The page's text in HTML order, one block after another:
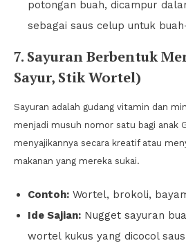
potongan buah, dicampur
sebagai saus celup untuk
7. Sayuran Berbentuk
Sayur, Stik Wortel)
Sayuran adalah gudang vitamin dan
menjadi musuh nomor satu bagi anak
menyajikannya secara kreatif atau
makanan yang mereka sukai.
Contoh: Wortel, brokoli,
Ide Sajian: Nugget sayuran
wortel kukus yang dicocol